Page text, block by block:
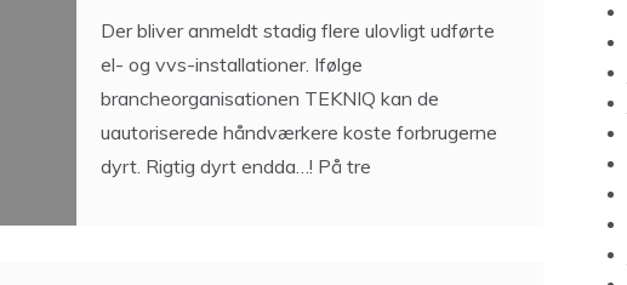
Der bliver anmeldt stadig flere ulovligt udførte
el- og vvs-installationer. Ifølge
brancheorganisationen TEKNIQ kan de
uautoriserede håndværkere koste forbrugerne
dyrt. Rigtig dyrt endda…! På tre